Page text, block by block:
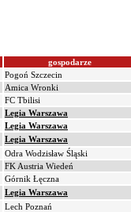
gospodarze
Pogoń Szczecin
Amica Wronki
FC Tbilisi
Legia Warszawa
Legia Warszawa
Legia Warszawa
Odra Wodzisław Śląski
FK Austria Wiedeń
Górnik Łęczna
Legia Warszawa
Lech Poznań